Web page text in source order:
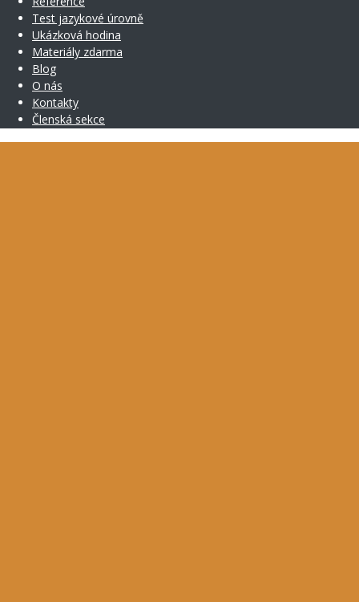
Test jazykové úrovně
Ukázková hodina
Materiály zdarma
Blog
O nás
Kontakty
Členská sekce